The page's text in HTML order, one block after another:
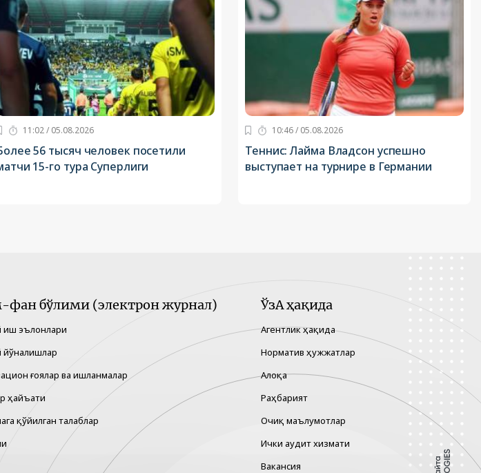
11:02 / 05.08.2026
56 тысяч человек посетили
15-го тура Суперлиги
10:46 / 05.08.2026
Теннис: Лайма Владсон успешно
выступает на турнире в Германии
бўлими (электрон журнал)
иш эълонлари
йўналишлар
ғоялар ва ишланмалар
ҳайъати
қўйилган талаблар
ЎзА ҳақида
Агентлик ҳақида
Норматив ҳужжатлар
Алоқа
Раҳбарият
Очиқ маълумотлар
Ички аудит хизмати
Вакансия